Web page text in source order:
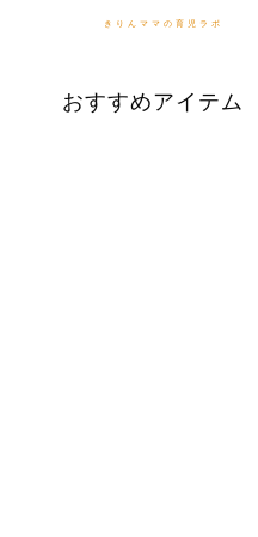
きりんママの育児ラボ
おすすめアイテム